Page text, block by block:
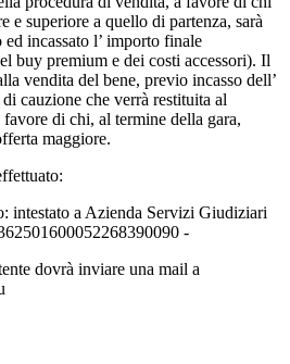
e superiore a quello di partenza, sarà
incassato l’ importo finale
buy premium e dei costi accessori). Il
vendita del bene, previo incasso dell’
cauzione che verrà restituita al
di chi, al termine della gara,
maggiore.
intestato a Azienda Servizi Giudiziari
-
dovrà inviare una mail a